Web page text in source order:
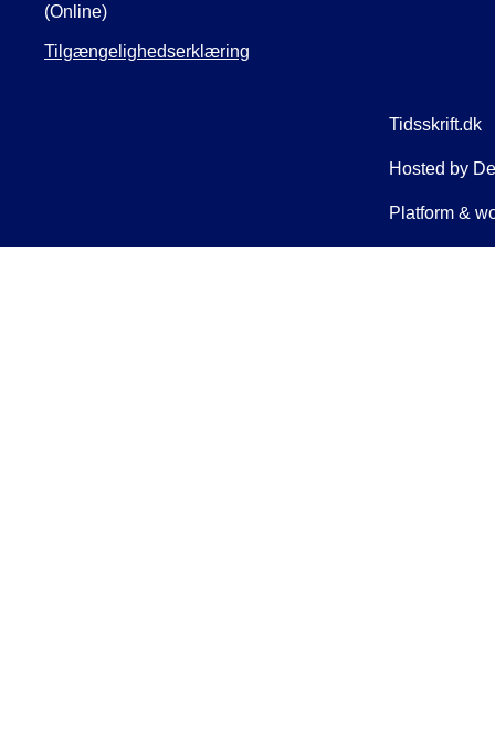
(Online)
Tilgængelighedserklæring